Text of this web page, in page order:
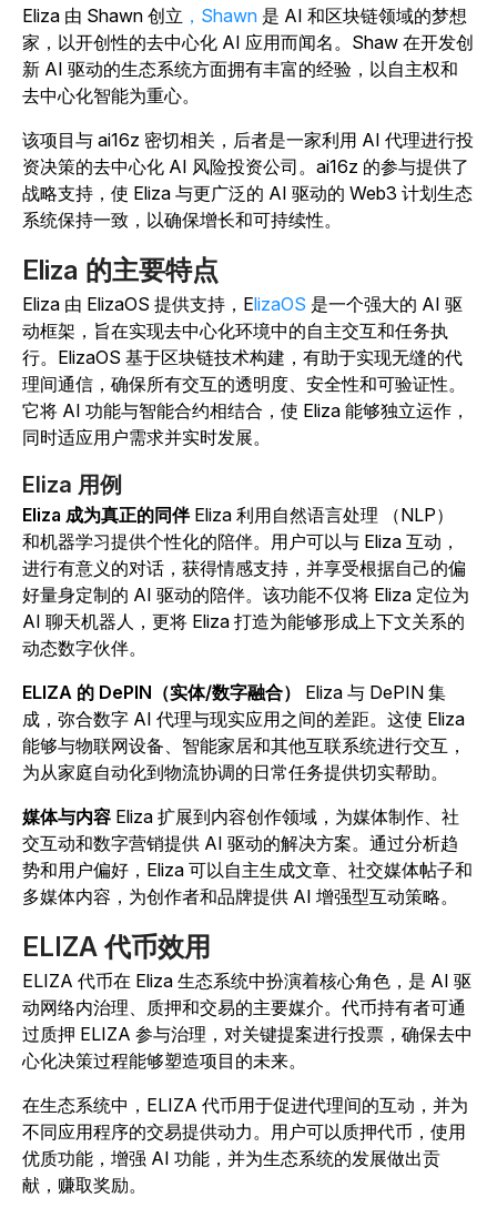
Eliza 由 Shawn 创立 ，Shawn 是 AI 和区块链领域的梦想
家，以开创性的去中心化 AI 应用而闻名。Shaw 在开发创
新 AI 驱动的生态系统方面拥有丰富的经验，以自主权和
去中心化智能为重心。
该项目与 ai16z 密切相关，后者是一家利用 AI 代理进行投
资决策的去中心化 AI 风险投资公司。ai16z 的参与提供了
战略支持，使 Eliza 与更广泛的 AI 驱动的 Web3 计划生态
系统保持一致，以确保增长和可持续性。
Eliza 的主要特点
Eliza 由 ElizaOS 提供支持，ElizaOS 是一个强大的 AI 驱
动框架，旨在实现去中心化环境中的自主交互和任务执
行。ElizaOS 基于区块链技术构建，有助于实现无缝的代
理间通信，确保所有交互的透明度、安全性和可验证性。
它将 AI 功能与智能合约相结合，使 Eliza 能够独立运作，
同时适应用户需求并实时发展。
Eliza 用例
Eliza 成为真正的同伴 Eliza 利用自然语言处理 （NLP）
和机器学习提供个性化的陪伴。用户可以与 Eliza 互动，
进行有意义的对话，获得情感支持，并享受根据自己的偏
好量身定制的 AI 驱动的陪伴。该功能不仅将 Eliza 定位为
AI 聊天机器人，更将 Eliza 打造为能够形成上下文关系的
动态数字伙伴。
ELIZA 的 DePIN（实体/数字融合）
Eliza 与 DePIN 集
成，弥合数字 AI 代理与现实应用之间的差距。这使 Eliza
能够与物联网设备、智能家居和其他互联系统进行交互，
为从家庭自动化到物流协调的日常任务提供切实帮助。
媒体与内容 Eliza 扩展到内容创作领域，为媒体制作、社
交互动和数字营销提供 AI 驱动的解决方案。通过分析趋
势和用户偏好，Eliza 可以自主生成文章、社交媒体帖子和
多媒体内容，为创作者和品牌提供 AI 增强型互动策略。
ELIZA 代币效用
ELIZA 代币在 Eliza 生态系统中扮演着核心角色，是 AI 驱
动网络内治理、质押和交易的主要媒介。代币持有者可通
过质押 ELIZA 参与治理，对关键提案进行投票，确保去中
心化决策过程能够塑造项目的未来。
在生态系统中，ELIZA 代币用于促进代理间的互动，并为
不同应用程序的交易提供动力。用户可以质押代币，使用
优质功能，增强 AI 功能，并为生态系统的发展做出贡
献，赚取奖励。